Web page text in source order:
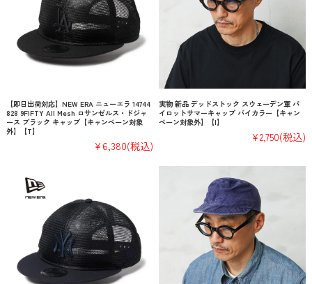
【即日出荷対応】NEW ERA ニューエラ 14744
828 9FIFTY All Mesh ロサンゼルス・ドジャ
ース ブラック キャップ【キャンペーン対象
外】【T】
¥6,380(税込)
実物 新品 デッドストック スウェーデン軍 パ
イロットサマーキャップ バイカラー【キャン
ペーン対象外】【I】
¥2,750(税込)